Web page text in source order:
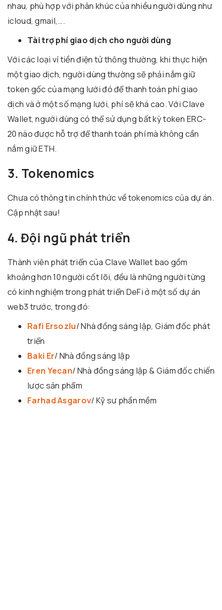
nhau, phù hợp với phân khúc của nhiều người dùng như
icloud, gmail,….
Tài trợ phí giao dịch cho người dùng
Với các loại ví tiền điện tử thông thường, khi thực hiện
một giao dịch, người dùng thường sẽ phải nắm giữ
token gốc của mạng lưới đó để thanh toán phí giao
dịch và ở một số mạng lưới, phí sẽ khá cao. Với Clave
Wallet, người dùng có thể sử dụng bất kỳ token ERC-
20 nào được hỗ trợ để thanh toán phí mà không cần
nắm giữ ETH.
3. Tokenomics
Chưa có thông tin chính thức về tokenomics của dự án.
Cập nhật sau!
4. Đội ngũ phát triển
Thành viên phát triển của Clave Wallet bao gồm
khoảng hơn 10 người cốt lõi, đều là những người từng
có kinh nghiệm trong phát triển DeFi ở một số dự án
web3 trước, trong đó:
Rafi Ersozlu/ Nhà đồng sáng lập, Giám đốc phát
triển
Baki Er/ Nhà đồng sáng lập
Eren Yecan/ Nhà đồng sáng lập & Giám đốc chiến
lược sản phẩm
Farhad Asgarov/ Kỹ sư phần mềm